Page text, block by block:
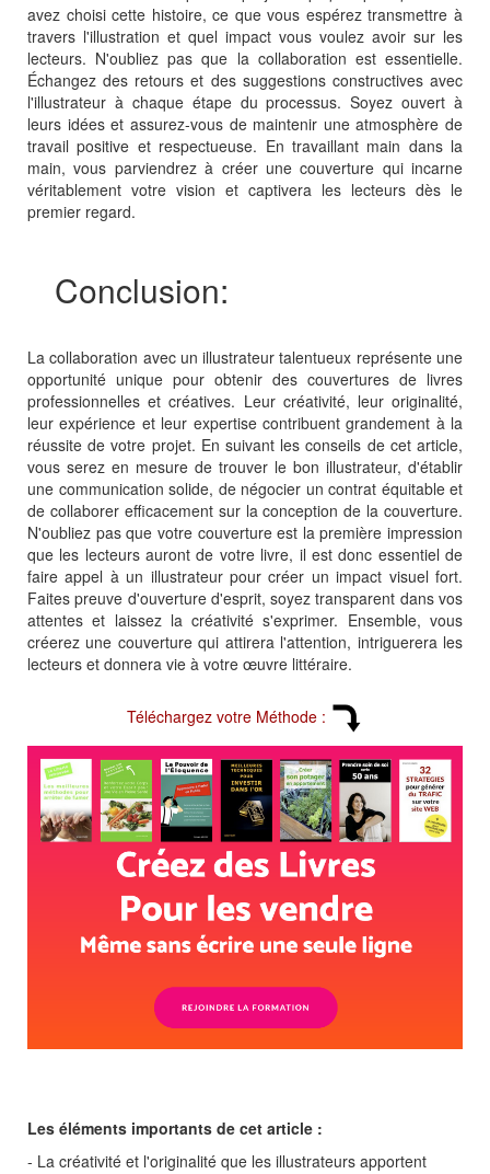
avez choisi cette histoire, ce que vous espérez transmettre à
travers l'illustration et quel impact vous voulez avoir sur les
lecteurs. N'oubliez pas que la collaboration est essentielle.
Échangez des retours et des suggestions constructives avec
l'illustrateur à chaque étape du processus. Soyez ouvert à
leurs idées et assurez-vous de maintenir une atmosphère de
travail positive et respectueuse. En travaillant main dans la
main, vous parviendrez à créer une couverture qui incarne
véritablement votre vision et captivera les lecteurs dès le
premier regard.
Conclusion:
La collaboration avec un illustrateur talentueux représente une
opportunité unique pour obtenir des couvertures de livres
professionnelles et créatives. Leur créativité, leur originalité,
leur expérience et leur expertise contribuent grandement à la
réussite de votre projet. En suivant les conseils de cet article,
vous serez en mesure de trouver le bon illustrateur, d'établir
une communication solide, de négocier un contrat équitable et
de collaborer efficacement sur la conception de la couverture.
N'oubliez pas que votre couverture est la première impression
que les lecteurs auront de votre livre, il est donc essentiel de
faire appel à un illustrateur pour créer un impact visuel fort.
Faites preuve d'ouverture d'esprit, soyez transparent dans vos
attentes et laissez la créativité s'exprimer. Ensemble, vous
créerez une couverture qui attirera l'attention, intriguerera les
lecteurs et donnera vie à votre œuvre littéraire.
Téléchargez votre Méthode :
Les éléments importants de cet article :
- La créativité et l'originalité que les illustrateurs apportent